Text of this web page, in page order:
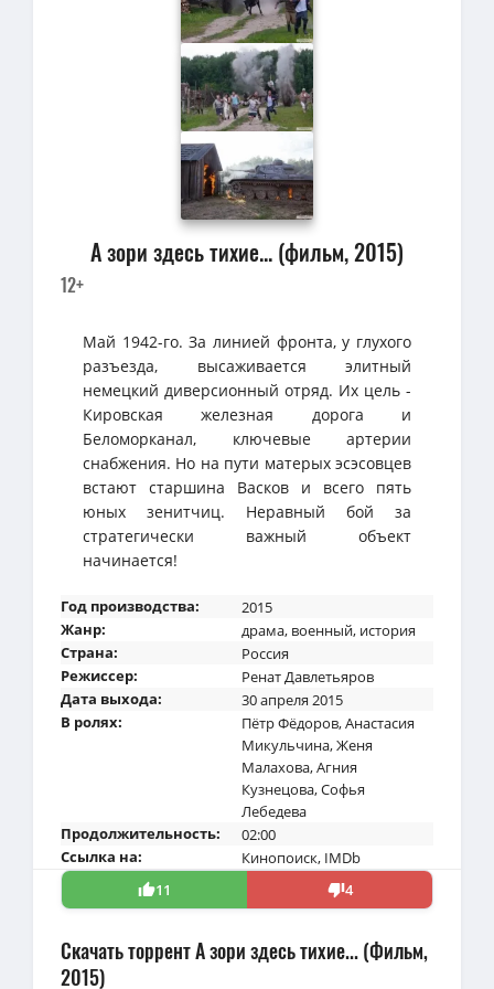
А зори здесь тихие... (фильм, 2015)
12+
Май 1942-го. За линией фронта, у глухого
разъезда, высаживается элитный
немецкий диверсионный отряд. Их цель -
Кировская железная дорога и
Беломорканал, ключевые артерии
снабжения. Но на пути матерых эсэсовцев
встают старшина Васков и всего пять
юных зенитчиц. Неравный бой за
стратегически важный объект
начинается!
Год производства:
2015
Жанр:
драма, военный, история
Страна:
Россия
Режиссер:
Ренат Давлетьяров
Дата выхода:
30 апреля 2015
В ролях:
Пётр Фёдоров,Анастасия
Микульчина,Женя
Малахова,Агния
Кузнецова,Софья
Лебедева
Продолжительность:
02:00
Ссылка на:
Кинопоиск, IMDb
11
4
Скачать торрент А зори здесь тихие... (Фильм,
2015)